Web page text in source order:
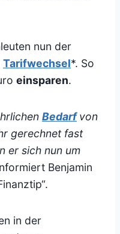
nun der
Tarifwechsel*. So
einsparen.
Bedarf von
gerechnet fast
er sich nun um
Benjamin
in der